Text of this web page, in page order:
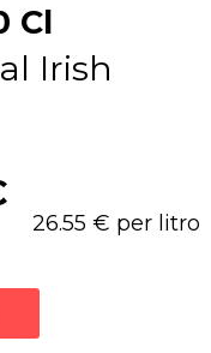
Cl
Irish
26.55 € per litro